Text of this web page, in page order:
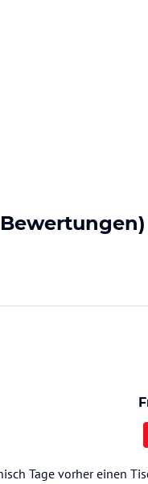
Tage vorher einen